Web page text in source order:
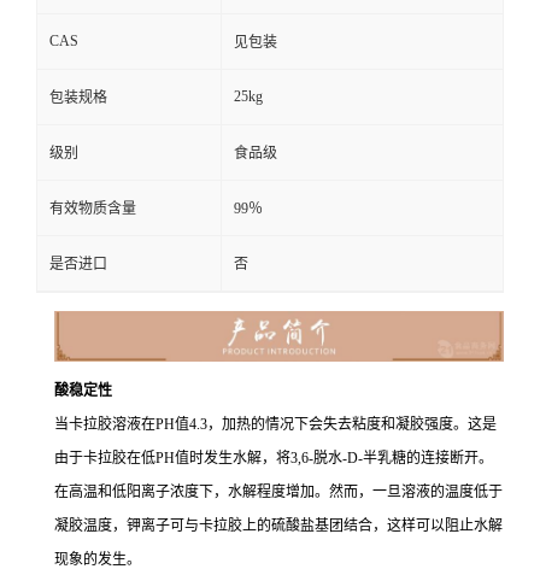
CAS 见包装
包装规格 25kg
级别 食品级
有效物质含量 99％
是否进口 否
酸稳定性
当卡拉胶溶液在PH值4.3，加热的情况下会失去粘度和凝胶强度。这是
由于卡拉胶在低PH值时发生水解，将3,6-脱水-D-半乳糖的连接断开。
在高温和低阳离子浓度下，水解程度增加。然而，一旦溶液的温度低于
凝胶温度，钾离子可与卡拉胶上的硫酸盐基团结合，这样可以阻止水解
现象的发生。